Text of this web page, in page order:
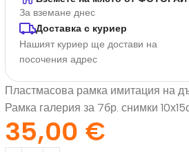
За вземане днес
Доставка с куриер
Нашият куриер ще достави на
посочения адрес
Пластмасова рамка имитация на
Рамка галерия за 7бр. снимки
35,00€